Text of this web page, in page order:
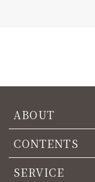
ABOUT
CONTENTS
SERVICE